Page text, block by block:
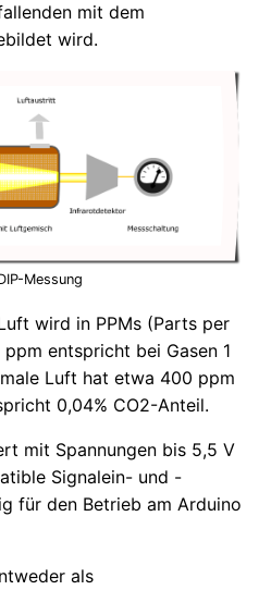
mit dem
wird.
Messung
wird in PPMs (Parts per
entspricht bei Gasen 1
Luft hat etwa 400 ppm
0,04% CO2-Anteil.
mit Spannungen bis 5,5 V
Signalein- und -
für den Betrieb am Arduino
als